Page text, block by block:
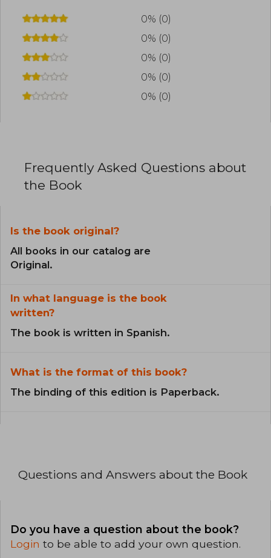
0% (0)
0% (0)
0% (0)
0% (0)
0% (0)
Frequently Asked Questions about
the Book
Is the book original?
All books in our catalog are
Original.
In what language is the book
written?
The book is written in Spanish.
What is the format of this book?
The binding of this edition is Paperback.
Questions and Answers about the Book
Do you have a question about the book?
Login to be able to add your own question.